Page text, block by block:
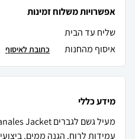
אפשרויות משלוח זמינות
שליח עד הבית
איסוף מהחנות
כתובת לאיסוף
מידע כללי